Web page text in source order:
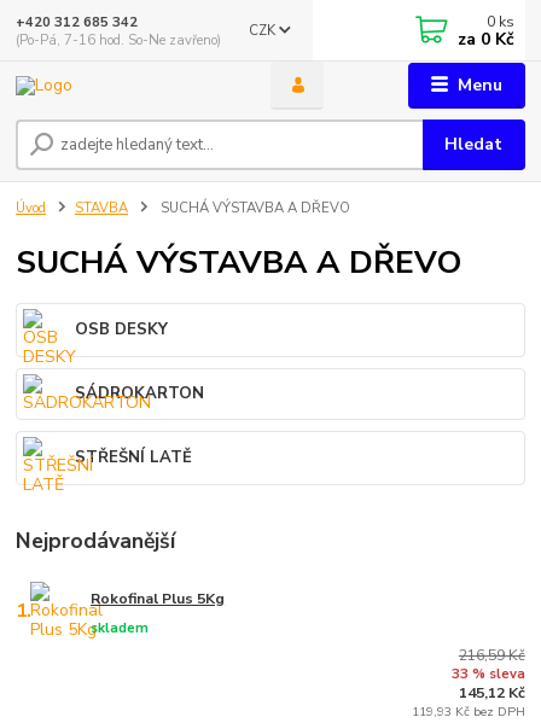
Menu
CZK
Hledat
+420 312 685 342
(Po-Pá, 7-16 hod. So-Ne zavřeno)
0 ks
za 0 Kč
Úvod STAVBA SUCHÁ VÝSTAVBA A DŘEVO
SUCHÁ VÝSTAVBA A DŘEVO
OSB DESKY
SÁDROKARTON
STŘEŠNÍ LATĚ
Nejprodávanější
1. Rokofinal Plus 5Kg
skladem
216,59 Kč
33 % sleva
145,12 Kč
119,93 Kč bez DPH